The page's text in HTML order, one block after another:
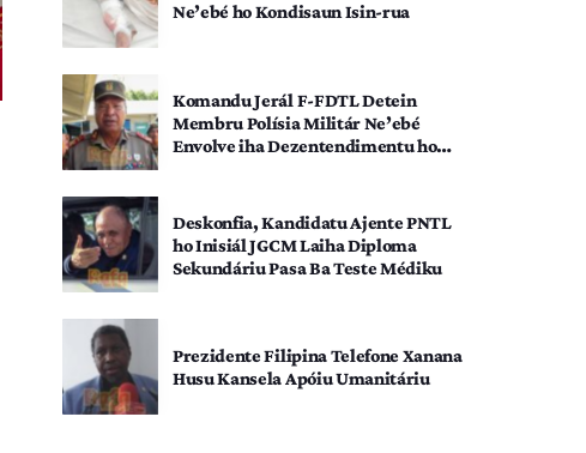
Ne’ebé ho Kondisaun Isin-rua
Komandu Jerál F-FDTL Detein
Membru Polísia Militár Ne’ebé
Envolve iha Dezentendimentu ho
Deskonfia, Kandidatu Ajente PNTL
ho Inisiál JGCM Laiha Diploma
Sekundáriu Pasa Ba Teste Médiku
Prezidente Filipina Telefone Xanana
Husu Kansela Apóiu Umanitáriu